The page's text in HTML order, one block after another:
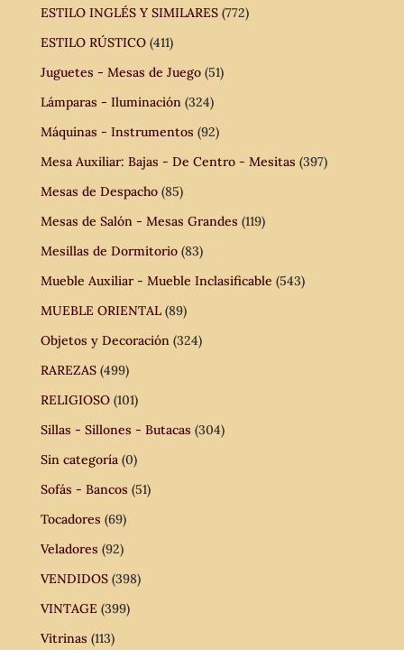
ESTILO INGLÉS Y SIMILARES (772)
ESTILO RÚSTICO (411)
Juguetes - Mesas de Juego (51)
Lámparas - Iluminación (324)
Máquinas - Instrumentos (92)
Mesa Auxiliar: Bajas - De Centro - Mesitas (397)
Mesas de Despacho (85)
Mesas de Salón - Mesas Grandes (119)
Mesillas de Dormitorio (83)
Mueble Auxiliar - Mueble Inclasificable (543)
MUEBLE ORIENTAL (89)
Objetos y Decoración (324)
RAREZAS (499)
RELIGIOSO (101)
Sillas - Sillones - Butacas (304)
Sin categoría (0)
Sofás - Bancos (51)
Tocadores (69)
Veladores (92)
VENDIDOS (398)
VINTAGE (399)
Vitrinas (113)